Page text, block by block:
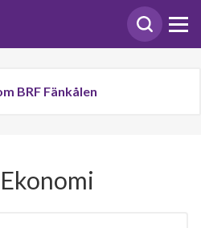
BRF Fänkålen
Ekonomi